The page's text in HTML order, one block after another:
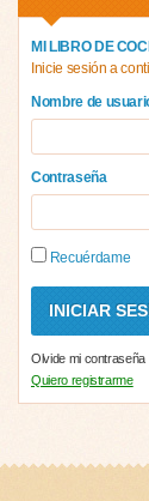
MI LIBRO DE
Inicie sesión a
Nombre de
Contraseña
Recuérdame
Olvide mi contraseña
Quiero registrarme